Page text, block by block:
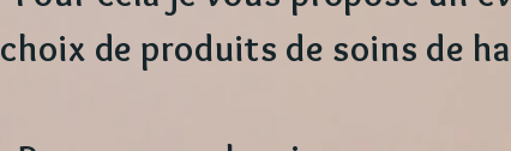
choix de produits de soins de